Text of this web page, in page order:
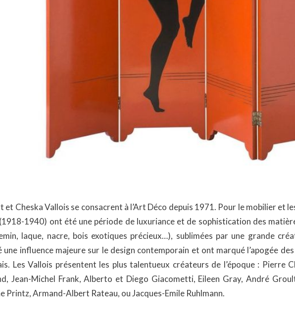
et Cheska Vallois se consacrent à l’Art Déco depuis 1971. Pour le mobilier et
1940) ont été une période de luxuriance et de sophistication des
laque, nacre, bois exotiques précieux…), sublimées par une grande
une influence majeure sur le design contemporain et ont marqué l’apogée
Les Vallois présentent les plus talentueux créateurs de l’époque : Pierre
Jean-Michel Frank, Alberto et Diego Giacometti, Eileen Gray, André
Printz, Armand-Albert Rateau, ou Jacques-Emile Ruhlmann.